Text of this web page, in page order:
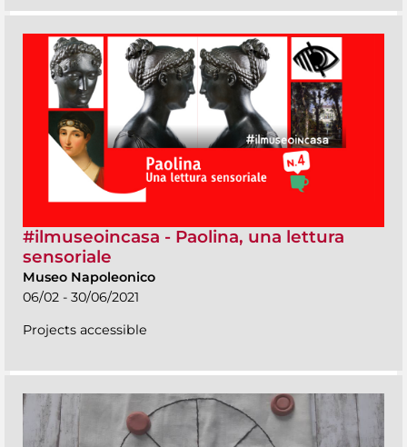
#ilmuseoincasa - Paolina, una lettura
sensoriale
Museo Napoleonico
06/02 - 30/06/2021
Projects accessible